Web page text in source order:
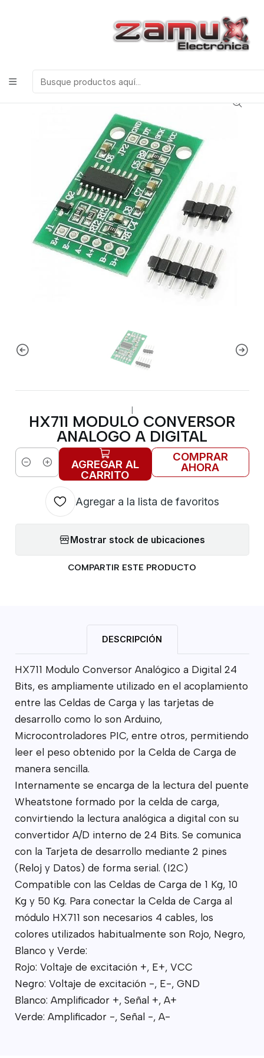
ELECTRONICOS, ROBOTICA & TECNOLOGIA
Productos Arduino
Módulos
HX711 MODULO CONVERSOR ANALOGO A DIGITAL
|
HX711 MODULO CONVERSOR
ANALOGO A DIGITAL
Cantidad AGREGAR AL
CARRITO
COMPRAR
AHORA
Agregar a la lista de favoritos
Mostrar stock de ubicaciones
COMPARTIR ESTE PRODUCTO
DESCRIPCIÓN
HX711 Modulo Conversor Analógico a Digital 24
Bits, es ampliamente utilizado en el acoplamiento
entre las Celdas de Carga y las tarjetas de
desarrollo como lo son Arduino,
Microcontroladores PIC, entre otros, permitiendo
leer el peso obtenido por la Celda de Carga de
manera sencilla.
Internamente se encarga de la lectura del puente
Wheatstone formado por la celda de carga,
convirtiendo la lectura analógica a digital con su
convertidor A/D interno de 24 Bits. Se comunica
con la Tarjeta de desarrollo mediante 2 pines
(Reloj y Datos) de forma serial. (I2C)
Compatible con las Celdas de Carga de 1 Kg, 10
Kg y 50 Kg. Para conectar la Celda de Carga al
módulo HX711 son necesarios 4 cables, los
colores utilizados habitualmente son Rojo, Negro,
Blanco y Verde:
Rojo: Voltaje de excitación +, E+, VCC
Negro: Voltaje de excitación -, E-, GND
Blanco: Amplificador +, Señal +, A+
Verde: Amplificador -, Señal -, A-